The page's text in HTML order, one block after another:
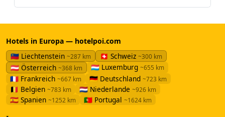
Hotels in Europa — hotelpoi.com
🇱🇮 Liechtenstein ~287 km 🇨🇭 Schweiz ~300 km
🇦🇹 Österreich ~368 km 🇱🇺 Luxemburg ~655 km
🇫🇷 Frankreich ~667 km 🇩🇪 Deutschland ~723 km
🇧🇪 Belgien ~783 km 🇳🇱 Niederlande ~926 km
🇪🇸 Spanien ~1252 km 🇵🇹 Portugal ~1624 km